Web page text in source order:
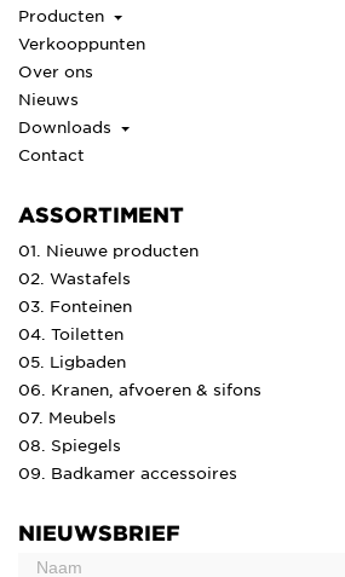
Producten
Verkooppunten
Over ons
Nieuws
Downloads
Contact
ASSORTIMENT
01. Nieuwe producten
02. Wastafels
03. Fonteinen
04. Toiletten
05. Ligbaden
06. Kranen, afvoeren & sifons
07. Meubels
08. Spiegels
09. Badkamer accessoires
NIEUWSBRIEF